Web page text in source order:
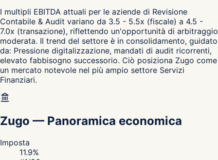
I multipli EBITDA attuali per le aziende di Revisione
Contabile & Audit variano da 3.5 - 5.5x (fiscale) a 4.5 -
7.0x (transazione), riflettendo un'opportunità di arbitraggio
moderata. Il trend del settore è in consolidamento, guidato
da: Pressione digitalizzazione, mandati di audit ricorrenti,
elevato fabbisogno successorio. Ciò posiziona Zugo come
un mercato notevole nel più ampio settore Servizi
Finanziari.
Zugo — Panoramica economica
Imposta
11.9%